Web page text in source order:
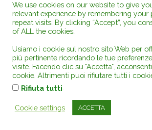
We use cookies on our website to give
relevant experience by remembering your
repeat visits. By clicking “Accept”, you
of ALL the cookies.
Usiamo i cookie sul nostro sito Web per
più pertinente ricordando le tue
visite. Facendo clic su "Accetta",
cookie. Altrimenti puoi rifiutare tutti i
Rifiuta tutti
Cookie settings ACCETTA